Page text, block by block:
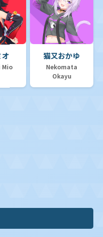
Mio
猫又おかゆ
Nekomata
Okayu